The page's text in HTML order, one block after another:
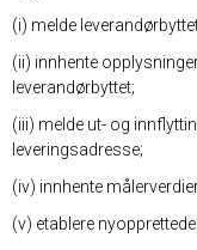
(i) melde
(ii) innhente
leverandørbyttet;
(iii) melde ut- og
leveringsadresse;
(iv) innhente
(v) etablere